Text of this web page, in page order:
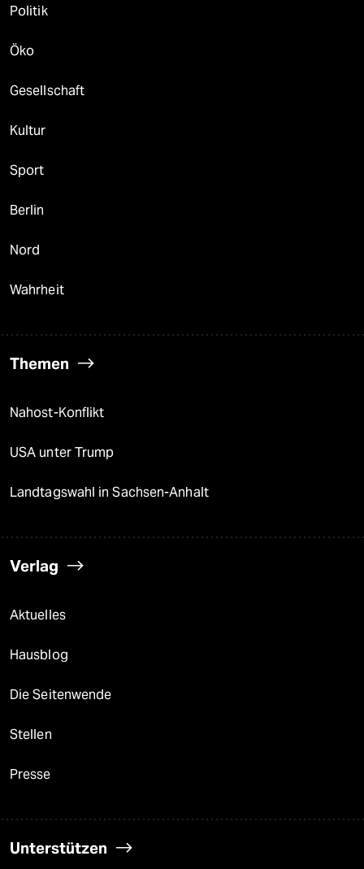
Politik
Öko
Gesellschaft
Kultur
Sport
Berlin
Nord
Wahrheit
Themen
Nahost-Konflikt
USA unter Trump
Landtagswahl in Sachsen-Anhalt
Verlag
Aktuelles
Hausblog
Die Seitenwende
Stellen
Presse
Unterstützen